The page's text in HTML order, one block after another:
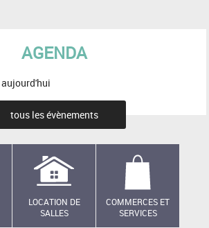
AGENDA
tous les évènements
LOCATION DE
SALLES
COMMERCES ET
SERVICES